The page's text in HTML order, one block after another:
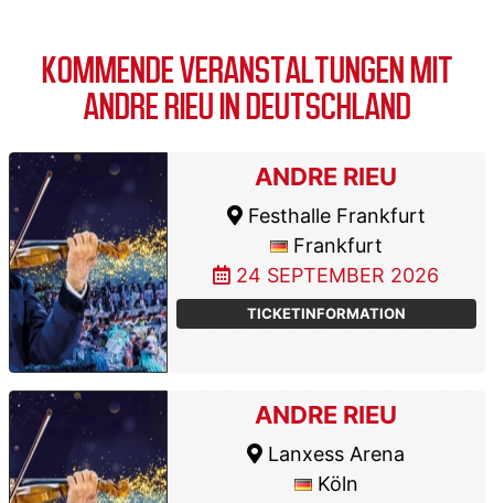
KOMMENDE VERANSTALTUNGEN MIT
ANDRE RIEU IN DEUTSCHLAND
ANDRE RIEU
Festhalle Frankfurt
Frankfurt
24 SEPTEMBER 2026
TICKETINFORMATION
ANDRE RIEU
Lanxess Arena
Köln